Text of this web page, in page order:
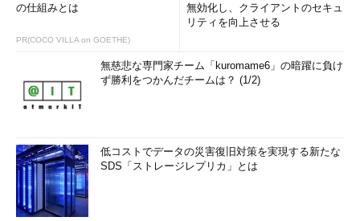
ス・ドライバのロードと初期化も行う。以後は、サービスの起動
やユーザー・シェルの起動、サインイン（ログオン）画面の表示
などが行われる。
以上が主なブート処理であるが、この中で一番時間がかかるの
が、システムに接続されているデバイスの調査とデバイス・ドラ
通常はそれに関連して新しいサービスなども追加されるので、初
期化に要する時間はますます増える傾向になる。特に、PnP（プ
ラグ＆プレイ）対応ではないレガシーなデバイスでは、特定のポ
ートをスキャンしてデバイスの存在をチェックするので（デバイ
の仕組みとは
PR(COCO VILLA on GOETHE)
無効化し、クライアントのセキュ
リティを向上させる
無慈悲な専門家チーム「kuromame6」の暗躍に負け
ず勝利をつかんだチームは？ (1/2)
低コストでデータの災害復旧対策を実現する新たな
SDS「ストレージレプリカ」とは